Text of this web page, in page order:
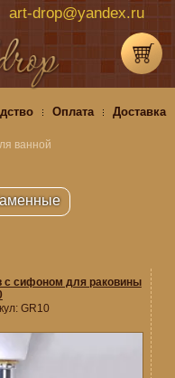
art-drop@yandex.ru
Оплата Доставка
ванной
с сифоном для раковины
GR10